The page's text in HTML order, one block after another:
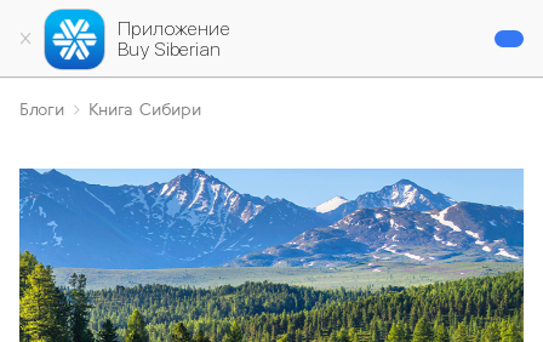
Приложение
Buy Siberian
Блоги Книга Сибири